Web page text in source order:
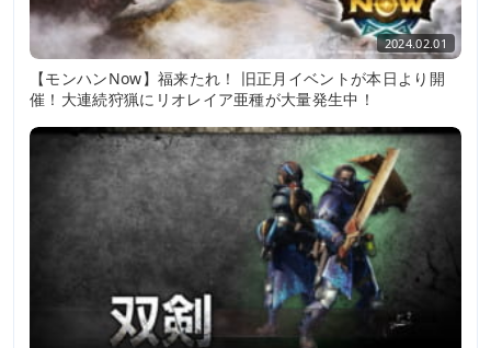
2024.02.01
【モンハンNow】福来たれ！ 旧正月イベントが本日より開
催！大連続狩猟にリオレイア亜種が大量発生中！